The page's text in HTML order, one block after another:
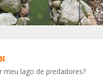
meu lago de predadores?